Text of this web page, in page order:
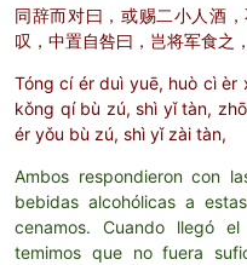
同辞而对曰，或赐二小人酒
叹，中置自咎曰，岂将军食之
Tóng cí ér duì yuē, huò cì èr
kǒng qí bù zú, shì yǐ tàn,
ér yǒu bù zú, shì yǐ zài tàn,
Ambos respondieron con
bebidas alcohólicas a
cenamos. Cuando llegó
temimos que no fuera